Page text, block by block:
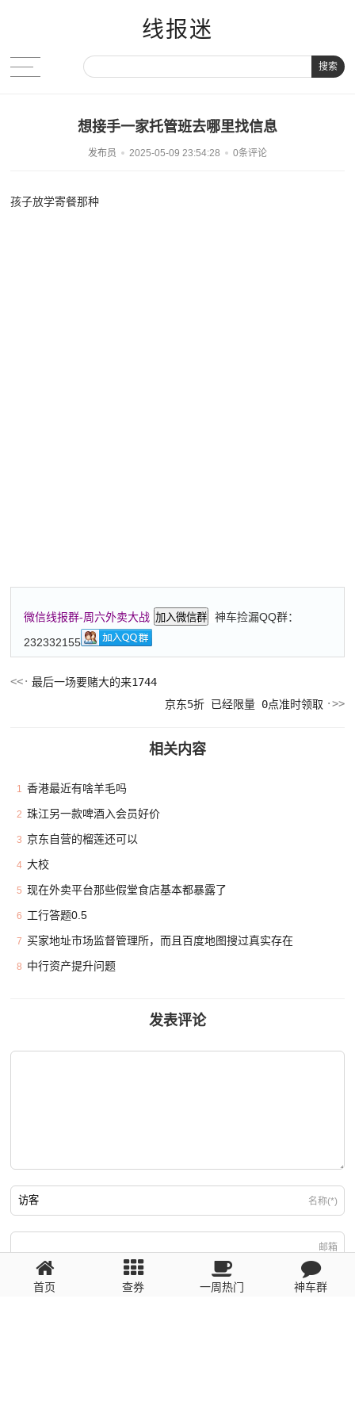
线报迷
搜索
想接手一家托管班去哪里找信息
发布员 2025-05-09 23:54:28 0条评论
孩子放学寄餐那种
微信线报群-周六外卖大战 加入微信群
神车捡漏QQ群：
232332155
最后一场要赌大的来1744
京东5折 已经限量 0点准时领取
相关内容
1 香港最近有啥羊毛吗
2 珠江另一款啤酒入会员好价
3 京东自营的榴莲还可以
4 大校
5 现在外卖平台那些假堂食店基本都暴露了
6 工行答题0.5
7 买家地址市场监督管理所，而且百度地图搜过真实存在
8 中行资产提升问题
发表评论
名称(*)
邮箱
回复需填写必要信息
首页 查券 一周热门 神车群